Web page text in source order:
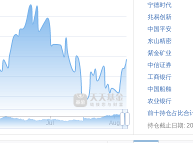
Jul Aug
宁德时代
兆易创新
中国平安
东山精密
紫金矿业
中信证券
工商银行
中国船舶
农业银行
前十持仓占比合
持仓截止日期: